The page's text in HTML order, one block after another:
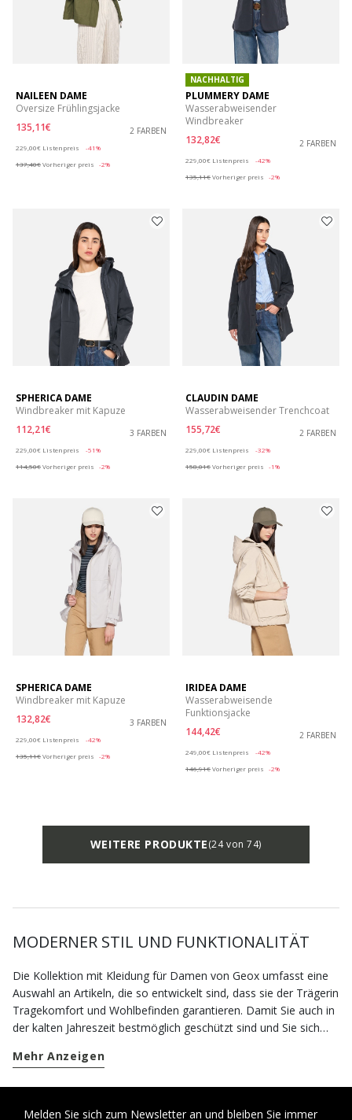
NAILEEN DAME
Oversize Frühlingsjacke
135,11€
2 FARBEN
229,00€ Listenpreis
-41%
137,40€Vorheriger preis -2%
NACHHALTIG
PLUMMERY DAME
Wasserabweisender
Windbreaker
132,82€
2 FARBEN
229,00€ Listenpreis
-42%
135,11€Vorheriger preis -2%
SPHERICA DAME
Windbreaker mit Kapuze
112,21€
3 FARBEN
229,00€ Listenpreis
-51%
114,50€Vorheriger preis -2%
CLAUDIN DAME
Wasserabweisender Trenchcoat
155,72€
2 FARBEN
229,00€ Listenpreis
-32%
158,01€Vorheriger preis -1%
SPHERICA DAME
Windbreaker mit Kapuze
132,82€
3 FARBEN
229,00€ Listenpreis
-42%
135,11€Vorheriger preis -2%
IRIDEA DAME
Wasserabweisende
Funktionsjacke
144,42€
2 FARBEN
249,00€ Listenpreis
-42%
146,91€Vorheriger preis -2%
WEITERE PRODUKTE(24 von 74)
MODERNER STIL UND FUNKTIONALITÄT
Die Kollektion mit Kleidung für Damen von Geox umfasst eine
Auswahl an Artikeln, die so entwickelt sind, dass sie der Trägerin
Tragekomfort und Wohlbefinden garantieren. Damit Sie auch in
der kalten Jahreszeit bestmöglich geschützt sind und Sie sich
Ihnen ein großes Sortiment an Winterkleidung zur Verfügung. Ein
jedoch auch in der Freizeit begleiten. Wenn Sie auf der Suche
Mehr Anzeigen
Melden Sie sich zum Newsletter an und bleiben Sie immer